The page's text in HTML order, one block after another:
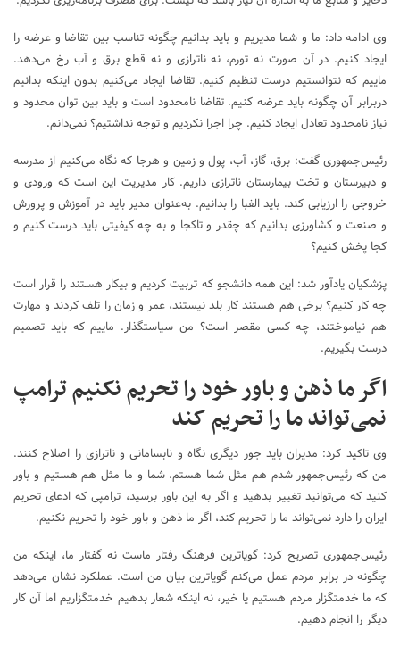
وی ادامه داد: ما و شما مدیریم و باید بدانیم چگونه تناسب بین تقاضا و عرضه را
ایجاد کنیم. در آن صورت نه تورم، نه ناترازی و نه قطع برق و آب رخ می‌دهد.
ماییم که نتوانستیم درست تنظیم کنیم. تقاضا ایجاد می‌کنیم بدون اینکه بدانیم
دربرابر آن چگونه باید عرضه کنیم. تقاضا نامحدود است و باید بین توان محدود و
نیاز نامحدود تعادل ایجاد کنیم. چرا اجرا نکردیم و توجه نداشتیم؟ نمی‌دانم.
رئیس‌جمهوری گفت: برق، گاز، آب، پول و زمین و هرجا که نگاه می‌کنیم از مدرسه
و دبیرستان و تخت بیمارستان ناترازی داریم. کار مدیریت این است که ورودی و
خروجی را ارزیابی کند. باید الفبا را بدانیم. به‌عنوان مدیر باید در آموزش و پرورش
و صنعت و کشاورزی بدانیم که چقدر و تاکجا و به چه کیفیتی باید درست کنیم و
کجا پخش کنیم؟
پزشکیان یادآور شد: این همه دانشجو که تربیت کردیم و بیکار هستند را قرار است
چه کار کنیم؟ برخی هم هستند کار بلد نیستند، عمر و زمان را تلف کردند و مهارت
هم نیاموختند، چه کسی مقصر است؟ من سیاستگذار. ماییم که باید تصمیم
درست بگیریم.
اگر ما ذهن و باور خود را تحریم نکنیم ترامپ
نمی‌تواند ما را تحریم کند
وی تاکید کرد: مدیران باید جور دیگری نگاه و نابسامانی و ناترازی را اصلاح کنند.
من که رئیس‌جمهور شدم هم مثل شما هستم. شما و ما مثل هم هستیم و باور
کنید که می‌توانید تغییر بدهید و اگر به این باور برسید، ترامپی که ادعای تحریم
ایران را دارد نمی‌تواند ما را تحریم کند، اگر ما ذهن و باور خود را تحریم نکنیم.
رئیس‌جمهوری تصریح کرد: گویاترین فرهنگ رفتار ماست نه گفتار ما، اینکه من
چگونه در برابر مردم عمل می‌کنم گویاترین بیان من است. عملکرد نشان می‌دهد
که ما خدمتگزار مردم هستیم یا خیر، نه اینکه شعار بدهیم خدمتگزاریم اما آن کار
دیگر را انجام دهیم.